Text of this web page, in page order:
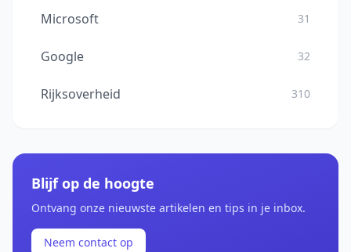
Microsoft 31
Google 32
Rijksoverheid 310
Blijf op de hoogte
Ontvang onze nieuwste artikelen en tips in je inbox.
Neem contact op